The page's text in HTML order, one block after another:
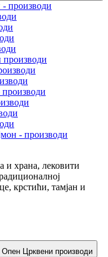
производи
производи
- производи
и храна, лековити
крстићи, тамјан и
Опен Црквени производи